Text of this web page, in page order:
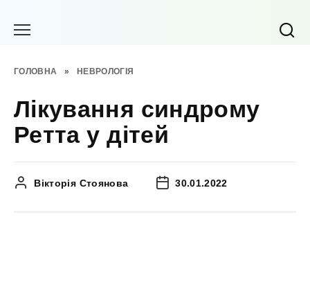
ГОЛОВНА » НЕВРОЛОГІЯ
Лікування синдрому
Ретта у дітей
Вікторія Стоянова 30.01.2022